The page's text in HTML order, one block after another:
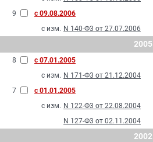
9
с 09.08.2006
с изм. N 140-Ф3 от 27.07.2006
2005
8
с 07.01.2005
с изм. N 171-Ф3 от 21.12.2004
7
с 01.01.2005
с изм. N 122-Ф3 от 22.08.2004
N 127-Ф3 от 02.11.2004
2002